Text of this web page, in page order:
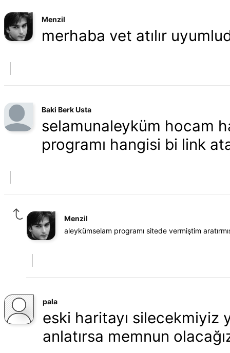
Menzil
merhaba vet atılır
Baki Berk Usta
selamunaleyküm hocam
programı hangisi bi link
Menzil
aleykümselam programı sitede vermiştim
pala
eski haritayı silecekmiyiz
anlatırsa memnun